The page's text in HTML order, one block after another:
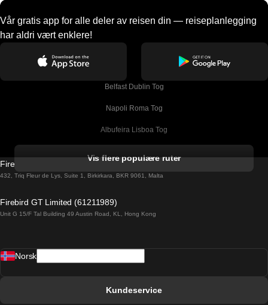
Vår gratis app for alle deler av reisen din — reiseplanlegging
har aldri vært enklere!
Belfast Dublin Tog
Napoli Roma Tog
Albufeira Lisboa Tog
Barcelona Madrid Tog
Barcelona Sevilla Tog
Vis flere populære ruter
Firebird GT Limited (OC 1451)
432, Triq Fleur de Lys, Suite 1, Birkirkara, BKR 9061, Malta
Firebird GT Limited (61211989)
Unit G 15/F Tal Building 49 Austin Road, KL, Hong Kong
Norsk
Kundeservice